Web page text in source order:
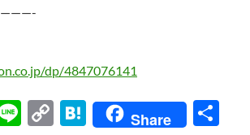
dp/4847076141
Li
C
H
Share